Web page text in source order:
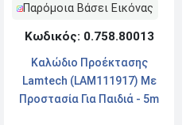
Παρόμοια Βάσει Εικόνας
Κωδικός: 0.758.80013
Καλώδιο Προέκτασης
Lamtech (LAM111917) Με
Προστασία Για Παιδιά - 5m